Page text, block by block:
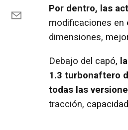
Por dentro, las
modificaciones en
dimensiones,
Debajo del capó,
1.3 turbonaftero
todas las
tracción,